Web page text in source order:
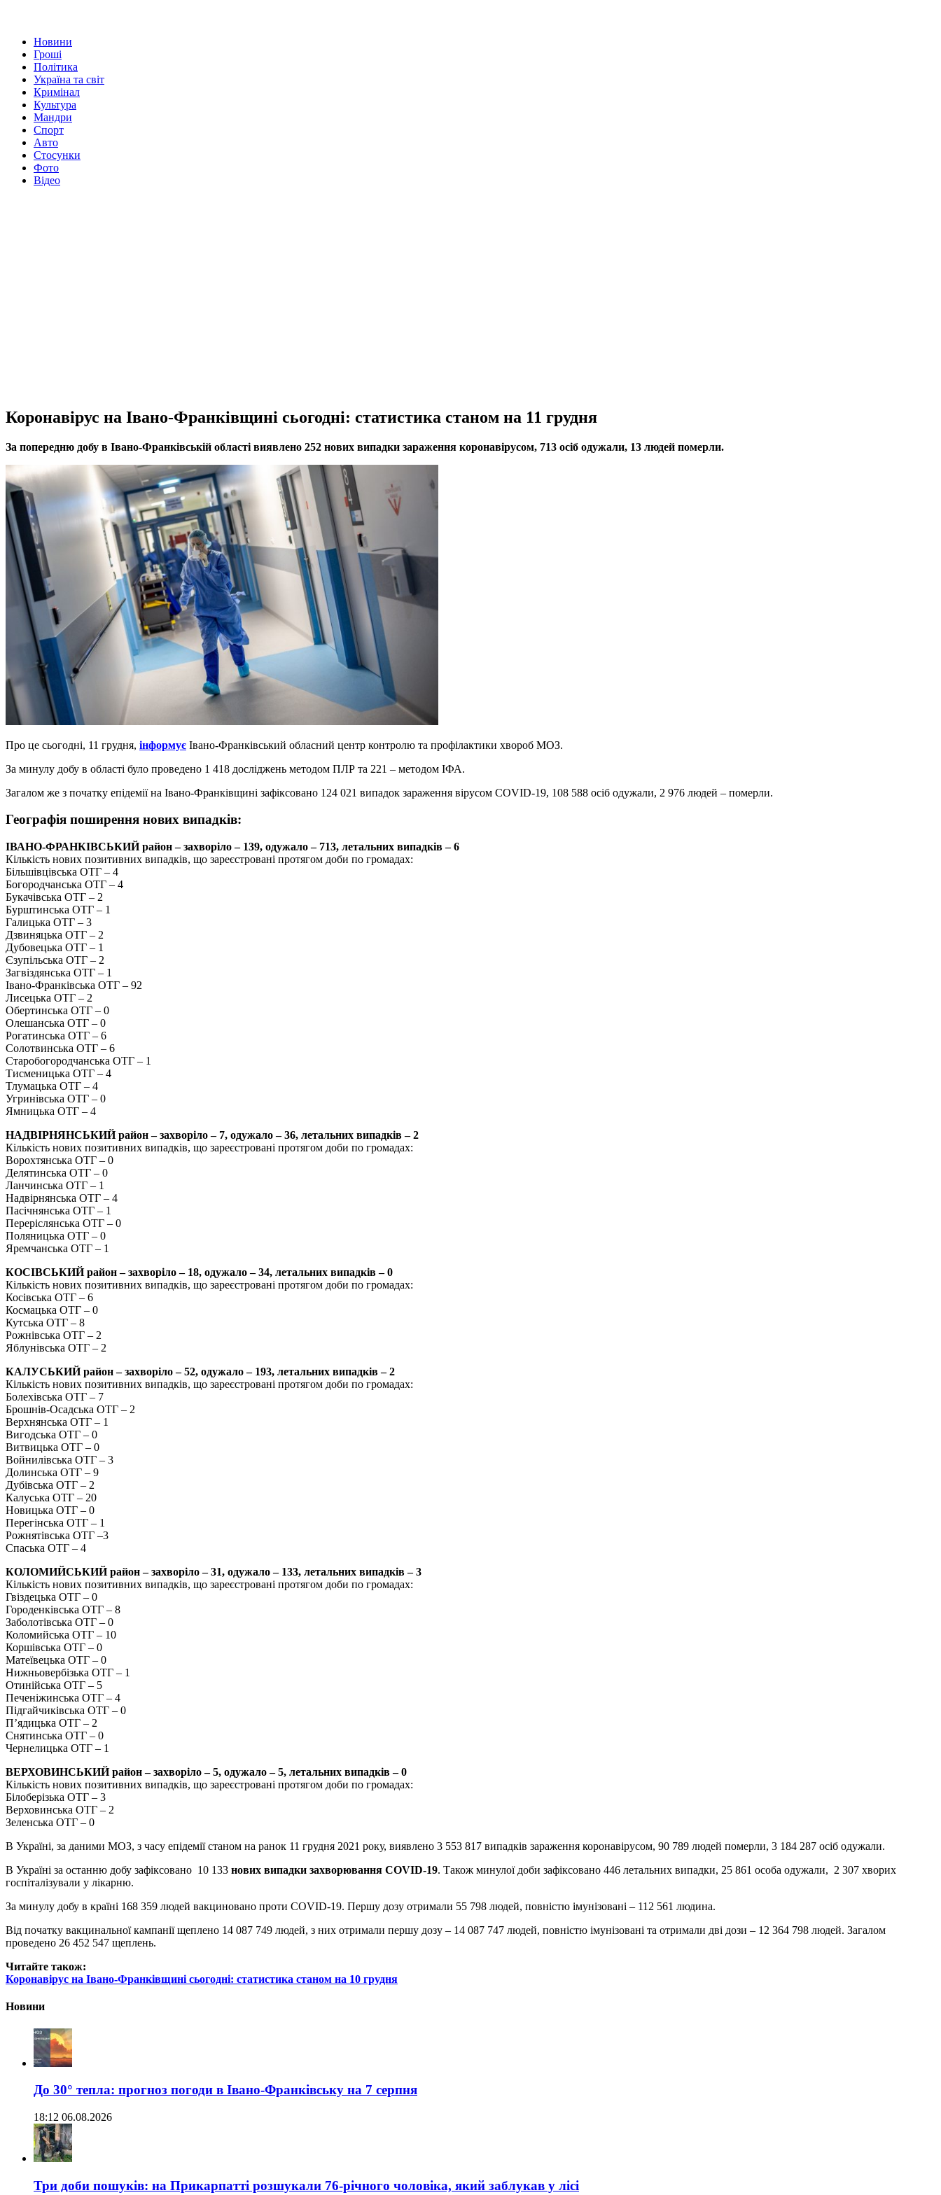
Новини
Гроші
Політика
Україна та світ
Кримінал
Культура
Мандри
Спорт
Авто
Стосунки
Фото
Відео
Коронавірус на Івано-Франківщині сьогодні: статистика станом на 11 грудня
За попередню добу в Івано-Франківській області виявлено 252 нових випадки зараження коронавірусом, 713 осіб одужали, 13 людей померли.
Про це сьогодні, 11 грудня, інформує Івано-Франківський обласний центр контролю та профілактики хвороб МОЗ.
За минулу добу в області було проведено 1 418 досліджень методом ПЛР та 221 – методом ІФА.
Загалом же з початку епідемії на Івано-Франківщині зафіксовано 124 021 випадок зараження вірусом COVID-19, 108 588 осіб одужали, 2 976 людей – померли.
Географія поширення нових випадків:
ІВАНО-ФРАНКІВСЬКИЙ район – захворіло – 139, одужало – 713, летальних випадків – 6
Кількість нових позитивних випадків, що зареєстровані протягом доби по громадах:
Більшівцівська ОТГ – 4
Богородчанська ОТГ – 4
Букачівська ОТГ – 2
Бурштинська ОТГ – 1
Галицька ОТГ – 3
Дзвиняцька ОТГ – 2
Дубовецька ОТГ – 1
Єзупільська ОТГ – 2
Загвіздянська ОТГ – 1
Івано-Франківська ОТГ – 92
Лисецька ОТГ – 2
Обертинська ОТГ – 0
Олешанська ОТГ – 0
Рогатинська ОТГ – 6
Солотвинська ОТГ – 6
Старобогородчанська ОТГ – 1
Тисменицька ОТГ – 4
Тлумацька ОТГ – 4
Угринівська ОТГ – 0
Ямницька ОТГ – 4
НАДВІРНЯНСЬКИЙ район – захворіло – 7, одужало – 36, летальних випадків – 2
Кількість нових позитивних випадків, що зареєстровані протягом доби по громадах:
Ворохтянська ОТГ – 0
Делятинська ОТГ – 0
Ланчинська ОТГ – 1
Надвірнянська ОТГ – 4
Пасічнянська ОТГ – 1
Переріслянська ОТГ – 0
Поляницька ОТГ – 0
Яремчанська ОТГ – 1
КОСІВСЬКИЙ район – захворіло – 18, одужало – 34, летальних випадків – 0
Кількість нових позитивних випадків, що зареєстровані протягом доби по громадах:
Косівська ОТГ – 6
Космацька ОТГ – 0
Кутська ОТГ – 8
Рожнівська ОТГ – 2
Яблунівська ОТГ – 2
КАЛУСЬКИЙ район – захворіло – 52, одужало – 193, летальних випадків – 2
Кількість нових позитивних випадків, що зареєстровані протягом доби по громадах:
Болехівська ОТГ – 7
Брошнів-Осадська ОТГ – 2
Верхнянська ОТГ – 1
Вигодська ОТГ – 0
Витвицька ОТГ – 0
Войнилівська ОТГ – 3
Долинська ОТГ – 9
Дубівська ОТГ – 2
Калуська ОТГ – 20
Новицька ОТГ – 0
Перегінська ОТГ – 1
Рожнятівська ОТГ –3
Спаська ОТГ – 4
КОЛОМИЙСЬКИЙ район – захворіло – 31, одужало – 133, летальних випадків – 3
Кількість нових позитивних випадків, що зареєстровані протягом доби по громадах:
Гвіздецька ОТГ – 0
Городенківська ОТГ – 8
Заболотівська ОТГ – 0
Коломийська ОТГ – 10
Коршівська ОТГ – 0
Матеївецька ОТГ – 0
Нижньовербізька ОТГ – 1
Отинійська ОТГ – 5
Печеніжинська ОТГ – 4
Підгайчиківська ОТГ – 0
П’ядицька ОТГ – 2
Снятинська ОТГ – 0
Чернелицька ОТГ – 1
ВЕРХОВИНСЬКИЙ район – захворіло – 5, одужало – 5, летальних випадків – 0
Кількість нових позитивних випадків, що зареєстровані протягом доби по громадах:
Білоберізька ОТГ – 3
Верховинська ОТГ – 2
Зеленська ОТГ – 0
В Україні, за даними МОЗ, з часу епідемії станом на ранок 11 грудня 2021 року, виявлено 3 553 817 випадків зараження коронавірусом, 90 789 людей померли, 3 184 287 осіб одужали.
В Україні за останню добу зафіксовано 10 133 нових випадки захворювання COVID-19. Також минулої доби зафіксовано 446 летальних випадки, 25 861 особа одужали, 2 307 хворих
госпіталізували у лікарню.
За минулу добу в країні 168 359 людей вакциновано проти COVID-19. Першу дозу отримали 55 798 людей, повністю імунізовані – 112 561 людина.
Від початку вакцинальної кампанії щеплено 14 087 749 людей, з них отримали першу дозу – 14 087 747 людей, повністю імунізовані та отримали дві дози – 12 364 798 людей. Загалом
проведено 26 452 547 щеплень.
Читайте також:
Коронавірус на Івано-Франківщині сьогодні: статистика станом на 10 грудня
Новини
До 30° тепла: прогноз погоди в Івано-Франківську на 7 серпня
18:12 06.08.2026
Три доби пошуків: на Прикарпатті розшукали 76-річного чоловіка, який заблукав у лісі